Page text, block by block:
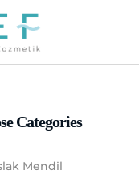
Categories
Mendil